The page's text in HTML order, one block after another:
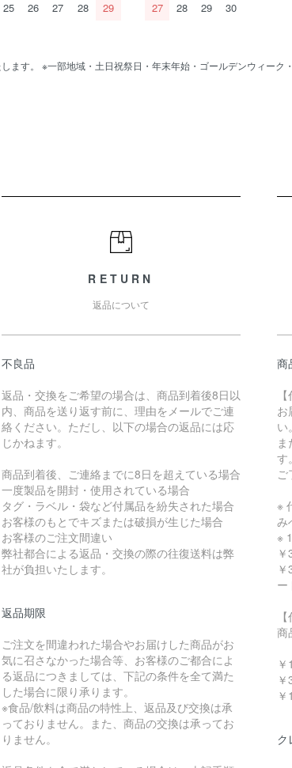
25 26 27 28
29
27
28 29 30
ます。 ※一部地域・土日祝祭日・年末年始・ゴールデンウィーク
RETURN
返品について
不良品
返品・交換をご希望の場合は、商品到着後8日以
内、商品を送り返す前に、理由をメールでご連
絡ください。ただし、以下の場合の返品には応
じかねます。
商品到着後、ご連絡までに8日を超えている場合
一度製品を開封・使用されている場合
タグ・ラベル・袋など付属品を紛失された場合
お客様のもとでキズまたは破損が生じた場合
お客様のご注文間違い
弊社都合による返品・交換の際の往復送料は弊
社が負担いたします。
返品期限
ご注文を間違われた場合やお届けした商品がお
気に召さなかった場合等、お客様のご都合によ
る返品につきましては、下記の条件を全て満た
した場合に限り承ります。
※食品/飲料は商品の特性上、返品及び交換は承
っておりません。また、商品の交換は承ってお
りません。
商
お
い
す
ご
※
み
※
ー
商
ク